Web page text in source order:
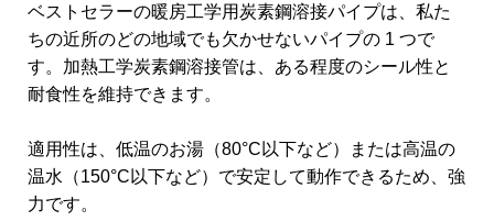
ベストセラーの暖房工学用炭素鋼溶接パイプは、私た
ちの近所のどの地域でも欠かせないパイプの 1 つで
す。加熱工学炭素鋼溶接管は、ある程度のシール性と
耐食性を維持できます。
適用性は、低温のお湯（80°C以下など）または高温の
温水（150°C以下など）で安定して動作できるため、強
力です。